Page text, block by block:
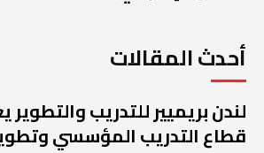
أحدث المقالات
لندن بريميير للتدريب
قطاع التدريب المؤسسي